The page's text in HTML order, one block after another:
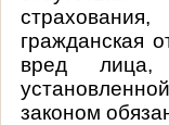
гражданская
вред лица,
законом